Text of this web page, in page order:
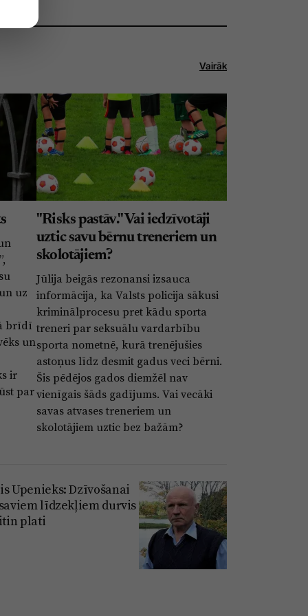
Vairāk
uz
brīdī
un
ir
par
"Risks pastāv." Vai iedzīvotāji
uztic savu bērnu treneriem un
skolotājiem?
Jūlija beigās rezonansi izsauca
informācija, ka Valsts policija sākusi
kriminālprocesu pret kādu sporta
treneri par seksuālu vardarbību
sporta nometnē, kurā trenējušies
astoņus līdz desmit gadus veci bērni.
Šis pēdējos gados diemžēl nav
vienīgais šāds gadījums. Vai vecāki
savas atvases treneriem un
skolotājiem uztic bez bažām?
Upenieks: Dzīvošanai
līdzekļiem durvis
plati